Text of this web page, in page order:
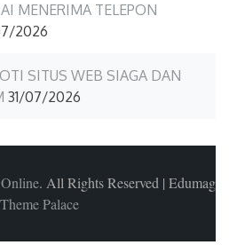
MENERIMA TELEPON
2026
SITUS WEB SIAGA DAN
31/07/2026
. All Rights Reserved | Edumag
Theme Palace